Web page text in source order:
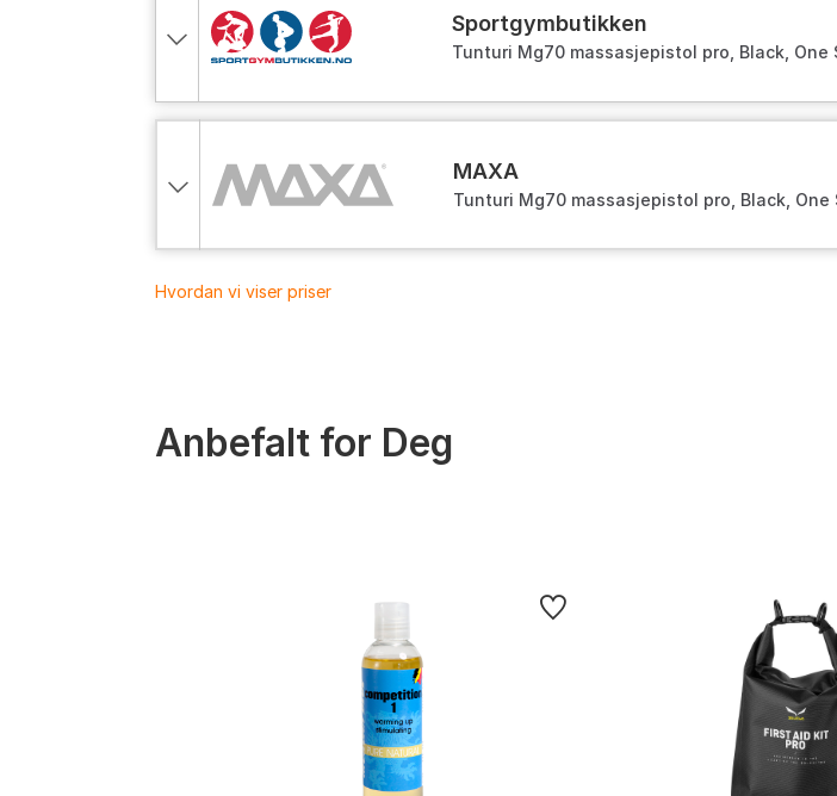
Sportgymbutikken
Tunturi Mg70 massasjepistol pro, Black, One
MAXA
Tunturi Mg70 massasjepistol pro, Black, One
Hvordan vi viser priser
Anbefalt for Deg